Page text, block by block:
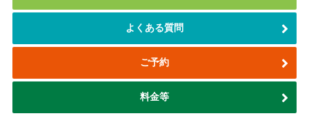
よくある質問
ご予約
料金等